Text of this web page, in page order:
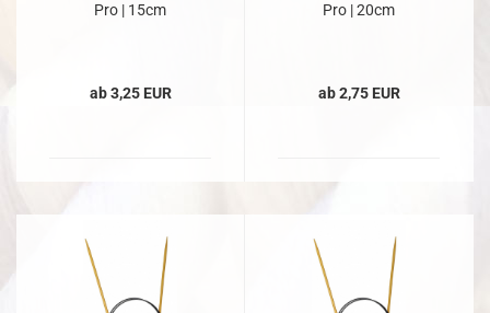
Pro | 15cm
ab 3,25 EUR
Pro | 20cm
ab 2,75 EUR